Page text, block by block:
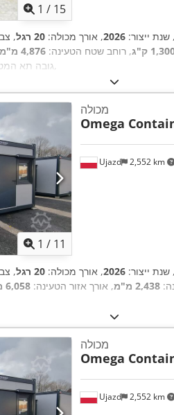
1 / 15
, שנת ייצור: 2026, אורך מכולה: 20 רגל ,
ק"ג , רוחב שטח הטעינה: 4,876 מ"מ
גובה תא,
1 / 11
Ujazd 2,552 km
מכולה
Omega
, שנת ייצור: 2026, אורך מכולה: 20 רגל ,
2,438 מ"מ , אורך אזור הטעינה: 6,058 מ"מ
Ujazd 2,552 km
מכולה
Omega